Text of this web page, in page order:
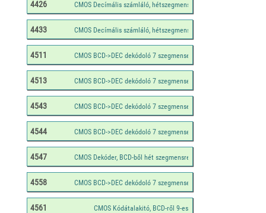
4426
4433
4511
4513
4543
4544
4547
4558
4561